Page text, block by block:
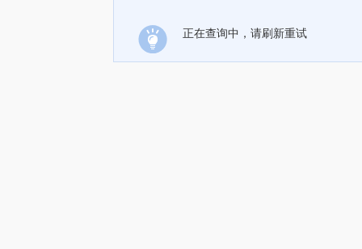
正在查询中，请刷新重试